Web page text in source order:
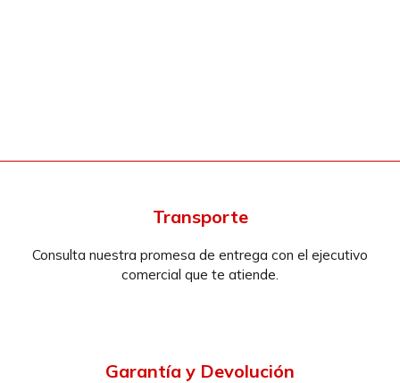
Transporte
Consulta nuestra promesa de entrega con el ejecutivo
comercial que te atiende.
Garantía y Devolución